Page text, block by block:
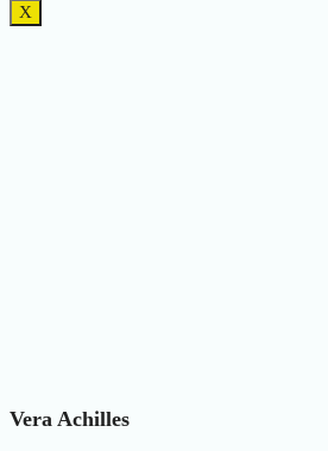
X
Vera Achilles